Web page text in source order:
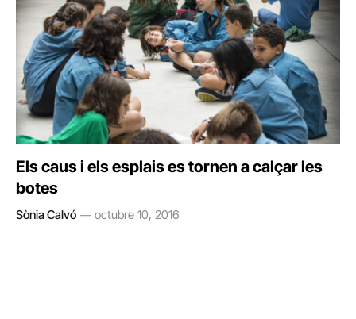
Els caus i els esplais es tornen a calçar les
botes
Sònia Calvó octubre 10, 2016